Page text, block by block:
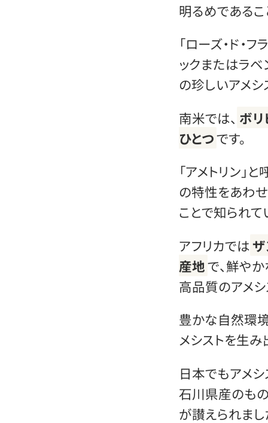
明るめであるこ
「ローズ・ド・
ックまたはラ
の珍しいアメシ
南米では、 ボ
ひとつです。
「アメトリン」
の特性をあわ
ことで知られて
アフリカでは
産地で、鮮や
高品質のアメシ
豊かな自然環
メシストを生み
日本でもアメ
石川県産のもの
が讃えられまし